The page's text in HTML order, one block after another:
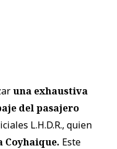
una exhaustiva
del pasajero
L.H.D.R., quien
Coyhaique. Este